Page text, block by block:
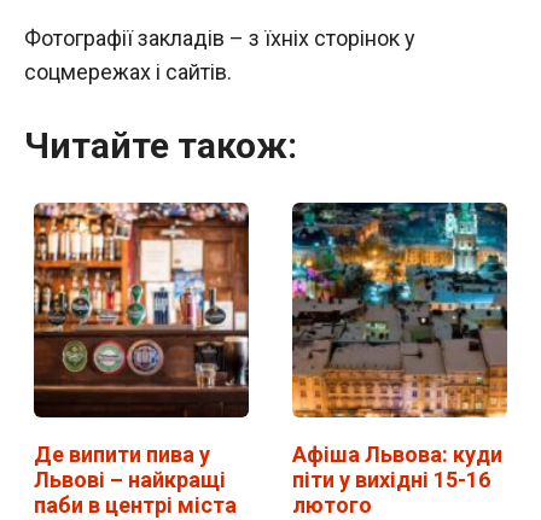
Фотографії закладів – з їхніх сторінок у
соцмережах і сайтів.
Читайте також:
Де випити пива у
Львові – найкращі
паби в центрі міста
Афіша Львова: куди
піти у вихідні 15-16
лютого